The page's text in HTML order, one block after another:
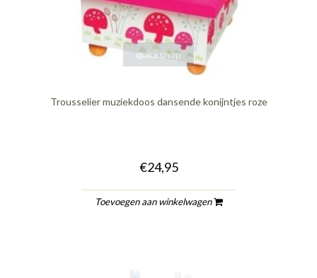
quickshop
Trousselier muziekdoos dansende konijntjes roze
€24,95
Toevoegen aan winkelwagen